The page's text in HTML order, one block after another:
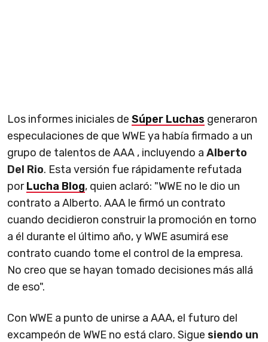
Los informes iniciales de Súper Luchas generaron
especulaciones de que WWE ya había firmado a un
grupo de talentos de AAA , incluyendo a Alberto
Del Rio. Esta versión fue rápidamente refutada
porLucha Blog, quien aclaró: "WWE no le dio un
contrato a Alberto. AAA le firmó un contrato
cuando decidieron construir la promoción en torno
a él durante el último año, y WWE asumirá ese
contrato cuando tome el control de la empresa.
No creo que se hayan tomado decisiones más allá
de eso".
Con WWE a punto de unirse a AAA, el futuro del
excampeón de WWE no está claro. Sigue siendo un